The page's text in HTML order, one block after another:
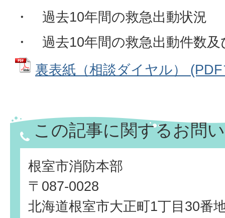
・ 過去10年間の救急出動状況
・ 過去10年間の救急出動件数及
裏表紙（相談ダイヤル）
この記事に関するお問
根室市消防本部
〒087-0028
北海道根室市大正町1丁目30番